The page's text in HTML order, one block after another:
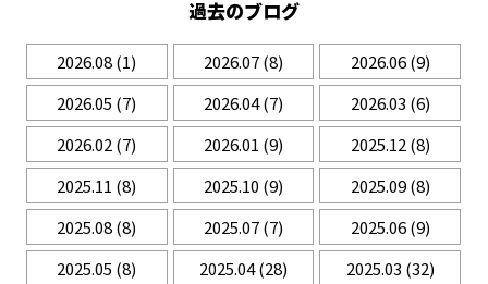
過去のブログ
2026.08(1) 2026.07(8) 2026.06(9)
2026.05 (7) 2026.04(7) 2026.03 (6)
2026.02(7) 2026.01 (9) 2025.12(8)
2025.11 (8) 2025.10 (9) 2025.09(8)
2025.08(8) 2025.07(7) 2025.06(9)
2025.05 (8) 2025.04(28) 2025.03 (32)